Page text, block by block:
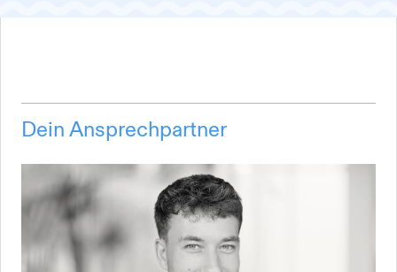
Dein Ansprechpartner